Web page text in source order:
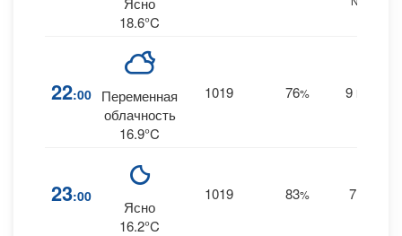
18.6°C
22:00
Переменная
облачность
16.9°C
1019 76% 9
23:00
Ясно
16.2°C
1019 83% 7